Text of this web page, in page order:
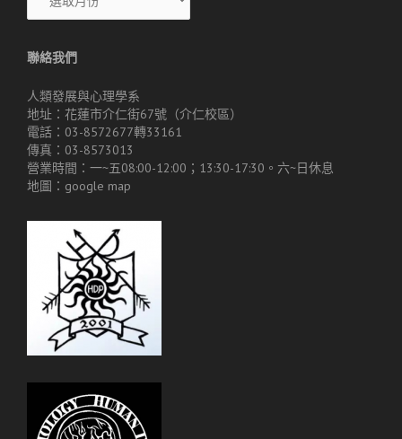
聯絡我們
人類發展與心理學系
地址：花蓮市介仁街67號（介仁校區）
電話：03-8572677轉33161
傳真：03-8573013
營業時間：一~五08:00-12:00；13:30-17:30。六~日休息
地圖： google map